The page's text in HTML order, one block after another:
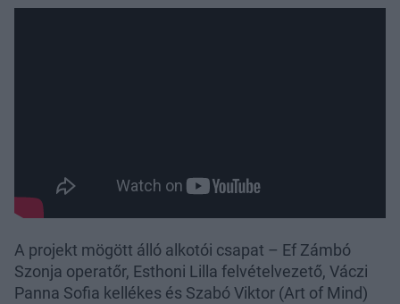
A projekt mögött álló alkotói csapat – Ef Zámbó
Szonja operatőr, Esthoni Lilla felvételvezető, Váczi
Panna Sofia kellékes és Szabó Viktor (Art of Mind)